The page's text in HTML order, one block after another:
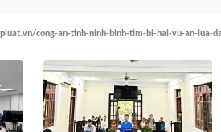
cong-an-tinh-ninh-binh-tim-bi-hai-vu-an-lua-